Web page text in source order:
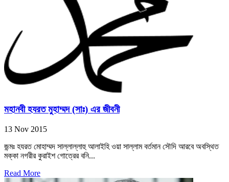
মহানবী হযরত মুহাম্মদ (সাঃ) এর জীবনী
13 Nov 2015
জন্মঃ হযরত মোহাম্মদ সাল্লাল্লাহু আলাইহি ওয়া সাল্লাম বর্তমান সৌদি আরবে অবস্থিত
মক্কা নগরীর কুরাইশ গোত্রের বনি...
Read More